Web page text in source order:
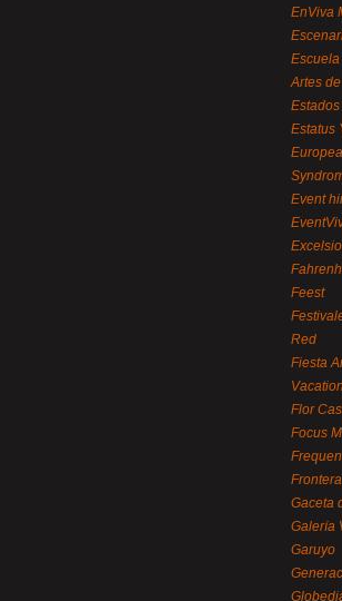
EnViva
Artes
Estatus
Event
Feest
Red
Fiesta
Flor
Focus
Frontera
Gaceta
Galería
Garuyo